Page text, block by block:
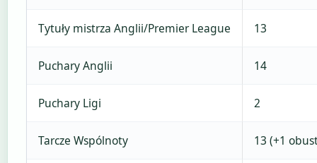
Tytuły mistrza Anglii/Premier League 13
Puchary Anglii 14
Puchary Ligi 2
Tarcze Wspólnoty 13 (+1